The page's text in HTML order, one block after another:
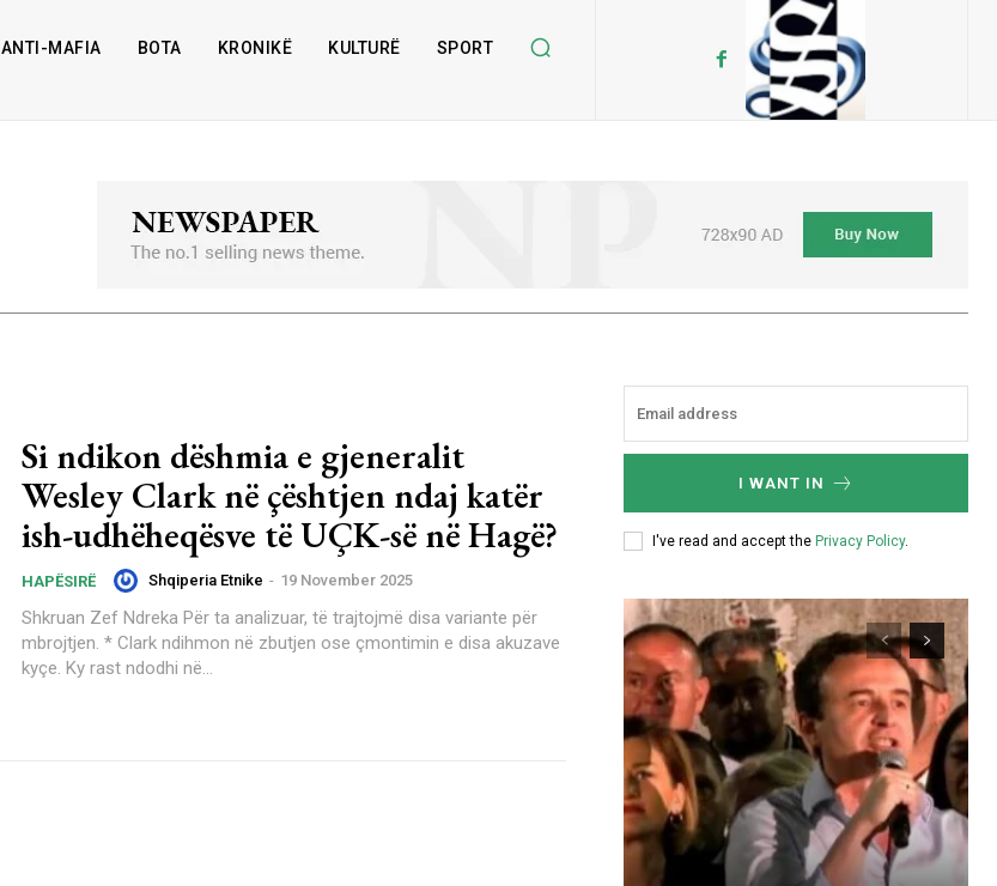
ANTI-MAFIA BOTA KRONIKË KULTURË SPORT
Si ndikon dëshmia e gjeneralit
Wesley Clark në çështjen ndaj katër
ish-udhëheqësve të UÇK-së në Hagë?
HAPËSIRË Shqiperia Etnike - 19 November 2025
Shkruan Zef Ndreka Për ta analizuar, të trajtojmë disa variante për
mbrojtjen. * Clark ndihmon në zbutjen ose çmontimin e disa akuzave
kyçe. Ky rast ndodhi në...
I WANT IN
I've read and accept the Privacy Policy.